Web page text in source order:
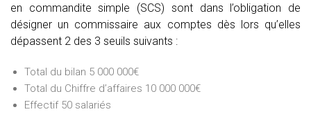
en commandite simple (SCS) sont dans l’obligation de
désigner un commissaire aux comptes dès lors qu’elles
dépassent 2 des 3 seuils suivants :
Total du bilan 5 000 000€
Total du Chiffre d’affaires 10 000 000€
Effectif 50 salariés